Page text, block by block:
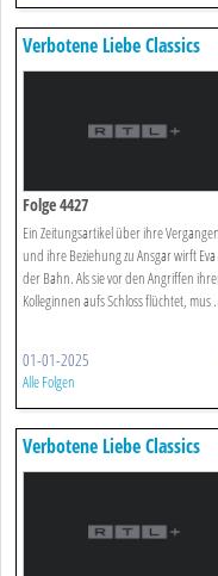
Verbotene Liebe Classics
Folge 4427
Ein Zeitungsartikel über ihre
und ihre Beziehung zu Ansgar wirft
der Bahn. Als sie vor den Angriffen
Kolleginnen aufs Schloss flüchtet, mus
01-01-2025
Alle Folgen
Verbotene Liebe Classics